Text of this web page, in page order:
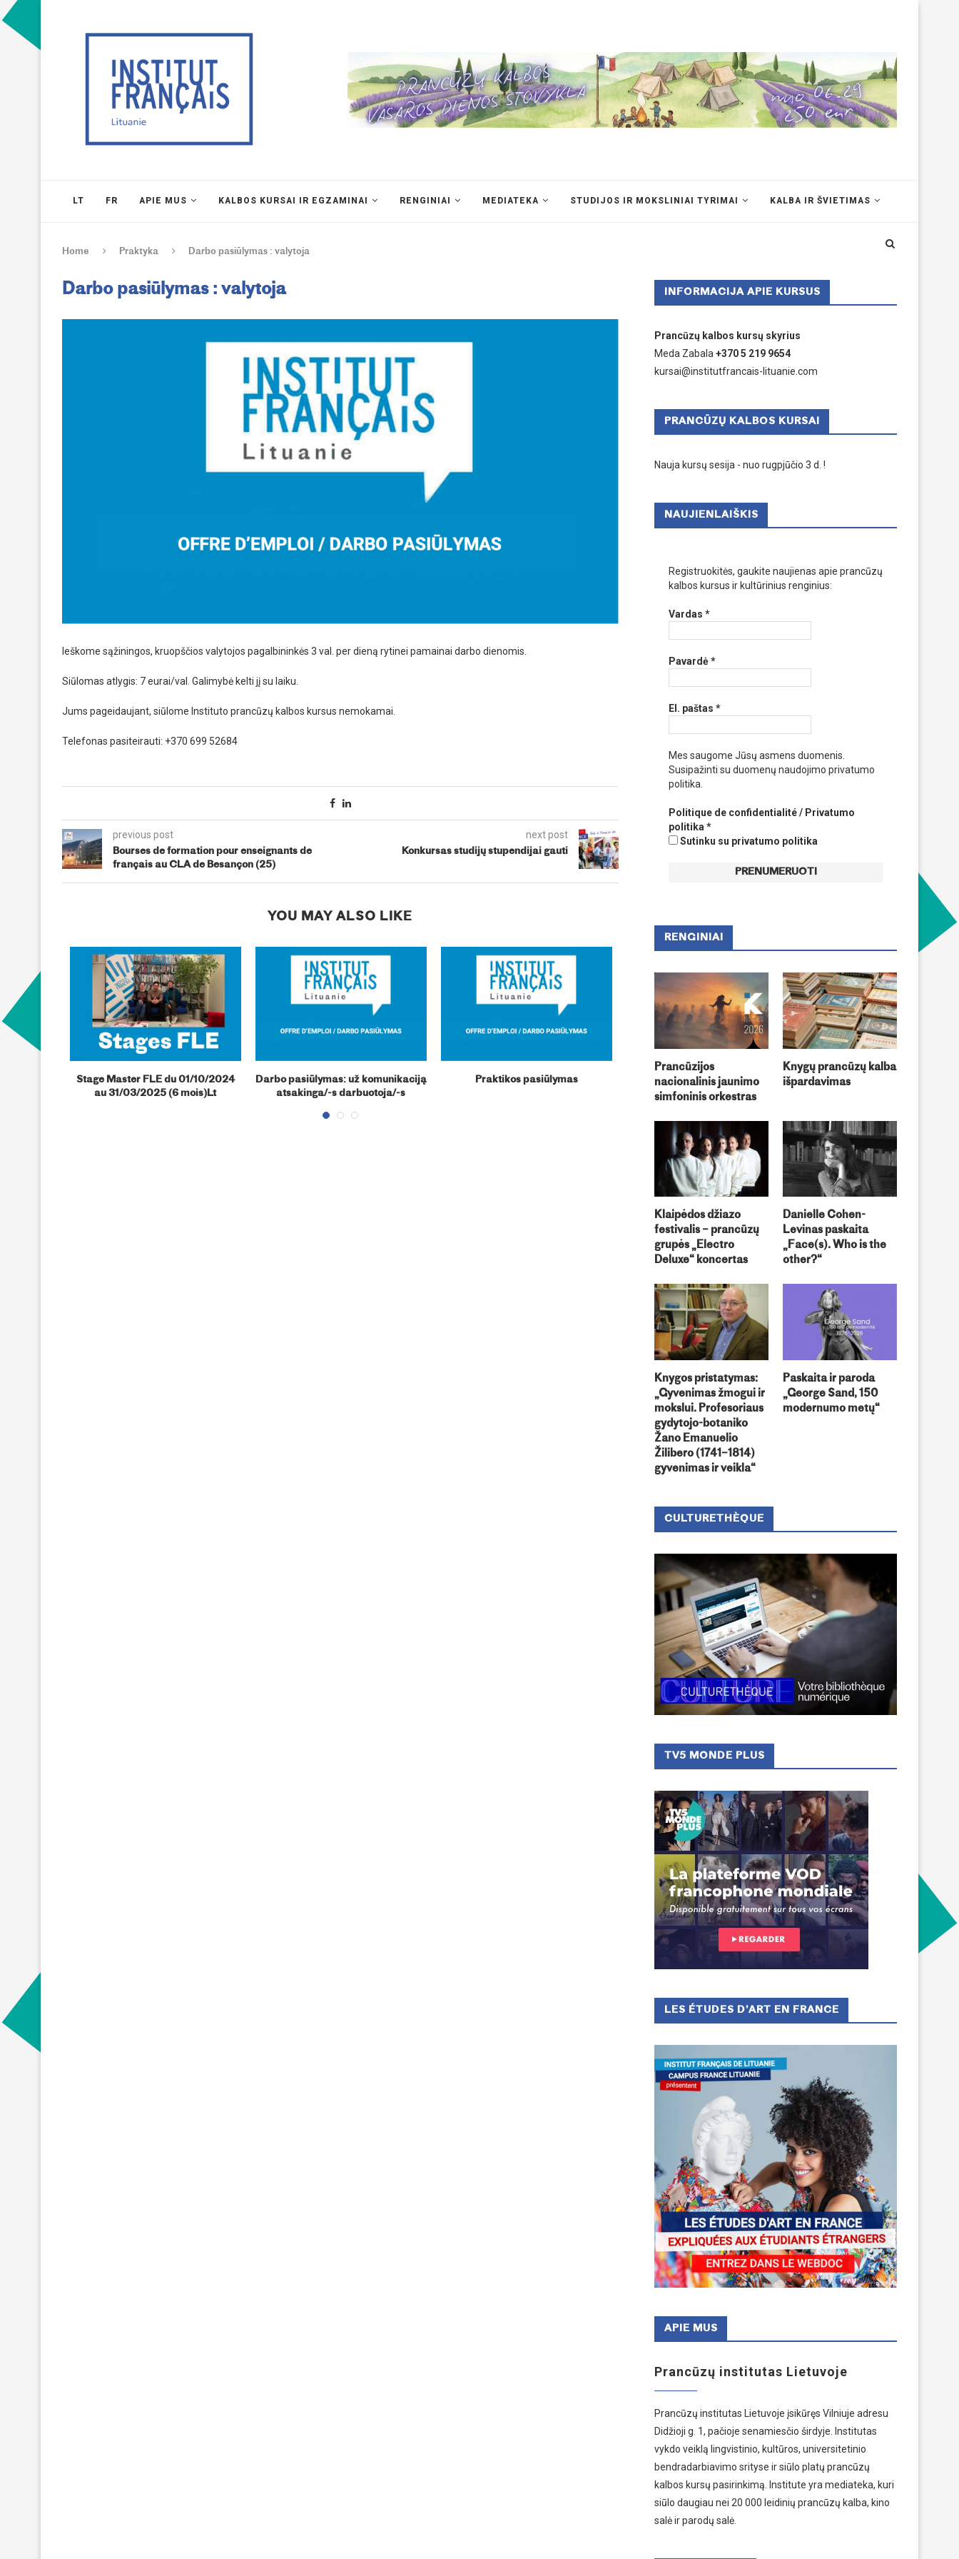
LT FR APIE MUS KALBOS KURSAI IR EGZAMINAI RENGINIAI MEDIATEKA STUDIJOS IR MOKSLINIAI TYRIMAI KALBA IR ŠVIETIMAS
Home Praktyka Darbo pasiūlymas : valytoja
Darbo pasiūlymas : valytoja
Ieškome sąžiningos, kruopščios valytojos pagalbininkės 3 val. per dieną rytinei pamainai darbo dienomis.
Siūlomas atlygis: 7 eurai/val. Galimybė kelti jį su laiku.
Jums pageidaujant, siūlome Instituto prancūzų kalbos kursus nemokamai.
Telefonas pasiteirauti: +370 699 52684
previous post
Bourses de formation pour enseignants de
français au CLA de Besançon (25)
next post
Konkursas studijų stupendijai gauti
YOU MAY ALSO LIKE
Stage Master FLE du 01/10/2024
au 31/03/2025 (6 mois)Lt
Darbo pasiūlymas: už komunikaciją
atsakinga/-s darbuotoja/-s
Praktikos pasiūlymas
Skelbimas darbui
priėmime/informacijoje
Darbo pasiūlymas:
INFORMACIJA APIE KURSUS
Prancūzų kalbos kursų skyrius
Meda Zabala +370 5 219 9654
kursai@institutfrancais-lituanie.com
PRANCŪZŲ KALBOS KURSAI
Nauja kursų sesija - nuo rugpjūčio 3 d. !
NAUJIENLAIŠKIS
Registruokitės, gaukite naujienas apie prancūzų
kalbos kursus ir kultūrinius renginius:
Vardas *
Pavardė*
El. paštas *
Mes saugome Jūsų asmens duomenis.
Susipažinti su duomenų naudojimo privatumo
politika.
Politique de confidentialité / Privatumo
politika *
Sutinku su privatumo politika
RENGINIAI
Prancūzijos
nacionalinis jaunimo
simfoninis orkestras
Knygų prancūzų kalba
išpardavimas
Klaipėdos džiazo
festivalis – prancūzų
grupės „Electro
Deluxe“ koncertas
Danielle Cohen-
Levinas paskaita
„Face(s). Who is the
other?“
Knygos pristatymas:
„Gyvenimas žmogui ir
mokslui. Profesoriaus
gydytojo-botaniko
Žano Emanuelio
Žilibero (1741–1814)
gyvenimas ir veikla“
Paskaita ir paroda
„George Sand, 150
modernumo metų“
CULTURETHÈQUE
TV5 MONDE PLUS
LES ÉTUDES D’ART EN FRANCE
APIE MUS
Prancūzų institutas Lietuvoje
Prancūzų institutas Lietuvoje įsikūręs Vilniuje adresu
Didžioji g. 1, pačioje senamiesčio širdyje. Institutas
vykdo veiklą lingvistinio, kultūros, universitetinio
bendradarbiavimo srityse ir siūlo platų prancūzų
kalbos kursų pasirinkimą. Institute yra mediateka, kuri
siūlo daugiau nei 20 000 leidinių prancūzų kalba, kino
salė ir parodų salė.